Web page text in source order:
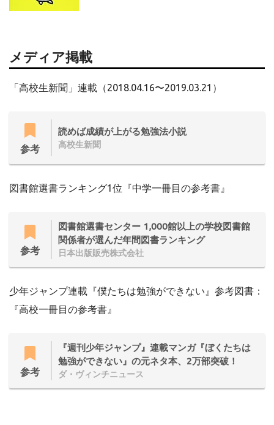
メディア掲載
「高校生新聞」連載（2018.04.16〜2019.03.21）
参考
読めば成績が上がる勉強法小説
高校生新聞
図書館選書ランキング1位『中学一冊目の参考書』
参考
図書館選書センター 1,000館以上の学校図書館
関係者が選んだ年間図書ランキング
日本出版販売株式会社
少年ジャンプ連載『僕たちは勉強ができない』参考図書：
『高校一冊目の参考書』
参考
『週刊少年ジャンプ』連載マンガ『ぼくたちは
勉強ができない』の元ネタ本、2万部突破！
ダ・ヴィンチニュース